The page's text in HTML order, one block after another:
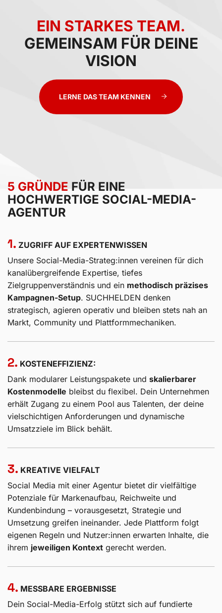
EIN STARKES TEAM.
GEMEINSAM FÜR DEINE
VISION
LERNE DAS TEAM KENNEN
5 GRÜNDE
HOCHWERTIGE SOCIAL-MEDIA-
AGENTUR
1.ZUGRIFF AUF EXPERTENWISSEN
Unsere Social-Media-Strateg:innen vereinen für dich
kanalübergreifende Expertise, tiefes
strategisch, agieren operativ und bleiben stets nah an
2.KOSTENEFFIZIENZ:
Dank modularer Leistungspakete und
vielschichtigen Anforderungen und dynamische
3.KREATIVE VIELFALT
Social Media mit einer Agentur bietet dir vielfältige
Potenziale für Markenaufbau, Reichweite und
eigenen Regeln und Nutzer:innen erwarten Inhalte, die